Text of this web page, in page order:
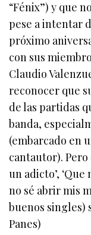
“Fénix”) y que
pese a intentar
próximo
con sus
Claudio
reconocer que
de las partidas
banda,
(embarcado en
cantautor). Pero
un adicto’, ‘Que
no sé abrir mis
buenos singles)
Panes)